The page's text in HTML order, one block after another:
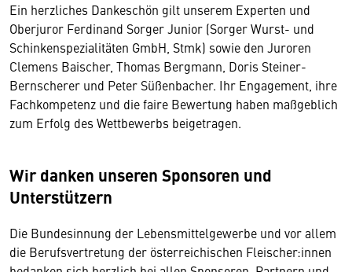
Ein herzliches Dankeschön gilt unserem Experten und
Oberjuror Ferdinand Sorger Junior (Sorger Wurst- und
Schinkenspezialitäten GmbH, Stmk) sowie den Juroren
Clemens Baischer, Thomas Bergmann, Doris Steiner-
Bernscherer und Peter Süßenbacher. Ihr Engagement, ihre
Fachkompetenz und die faire Bewertung haben maßgeblich
zum Erfolg des Wettbewerbs beigetragen.
Wir danken unseren Sponsoren und
Unterstützern
Die Bundesinnung der Lebensmittelgewerbe und vor allem
die Berufsvertretung der österreichischen Fleischer:innen